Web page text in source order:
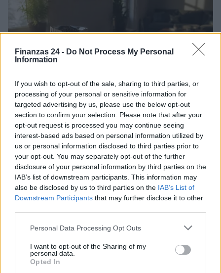
Finanzas 24 - Do Not Process My Personal
Information
If you wish to opt-out of the sale, sharing to third parties, or
processing of your personal or sensitive information for
targeted advertising by us, please use the below opt-out
section to confirm your selection. Please note that after your
opt-out request is processed you may continue seeing
interest-based ads based on personal information utilized by
us or personal information disclosed to third parties prior to
your opt-out. You may separately opt-out of the further
disclosure of your personal information by third parties on the
IAB’s list of downstream participants. This information may
also be disclosed by us to third parties on the IAB’s List of
Downstream Participants that may further disclose it to other
Please note that this website/app uses one or more Google
not limited to your visit or usage behaviour. You may click to
grant or deny consent to Google and its third-party tags to
use your data for below specified purposes in below Google
Personal Data Processing Opt Outs
I want to opt-out of the Sharing of my
personal data.
Opted In
Identifica y elimina suscripciones, fees y compras impulsivas
Marta Ruiz · 8 Ago 2026
FINANZAS